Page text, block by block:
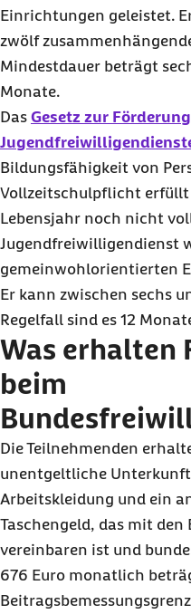
Einrichtungen geleistet.
zwölf
Mindestdauer beträgt
Monate.
Das Gesetz zur
Bildungsfähigkeit von
Vollzeitschulpflicht erfüllt
Lebensjahr noch nicht
Jugendfreiwilligendienst
gemeinwohlorientierten
Er kann zwischen sechs
Regelfall sind es 12
Was erhalten
beim
Die Teilnehmenden
unentgeltliche
Arbeitskleidung und ein
Taschengeld, das mit den
vereinbaren ist und
676 Euro monatlich